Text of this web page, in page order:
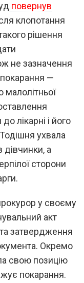
повернув
клопотання
рішення
не зазначення
—
лікарні і його
ухвала
дівчинки, а
сторони
у своєму
акт
затвердження
Окремо
свою позицію
покарання.